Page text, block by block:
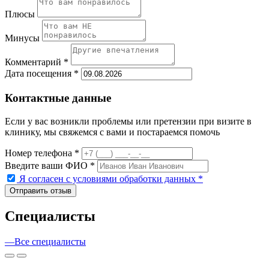
Плюсы
Минусы
Комментарий *
Дата посещения *
Контактные данные
Если у вас возникли проблемы или претензии при визите в
клинику, мы свяжемся с вами и постараемся помочь
Номер телефона *
Введите ваши ФИО *
Я согласен с условиями обработки данных *
Cпециалисты
—Все специалисты